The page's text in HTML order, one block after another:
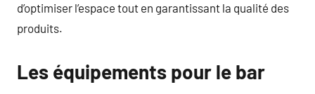
d’optimiser l’espace tout en garantissant la qualité des
produits.
Les équipements pour le bar